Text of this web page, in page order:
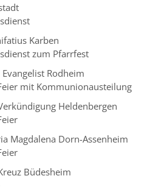
Karben
zum Pfarrfest
Evangelist Rodheim
mit Kommunionausteilung
Heldenbergen
Magdalena Dorn-Assenheim
Büdesheim